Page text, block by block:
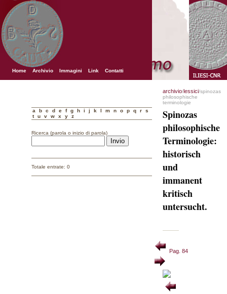
Home Archivio Immagini Link Contatti
a b c d e f g h i j k l m n o p q r
s
t
u v w x y z
Ricerca (parola o inizio di parola)
Totale entrate: 0
archivio/lessici/spinozas
philosophische
terminologie
Spinozas
philosophische
Terminologie:
historisch
und
immanent
kritisch
untersucht.
Pag. 84